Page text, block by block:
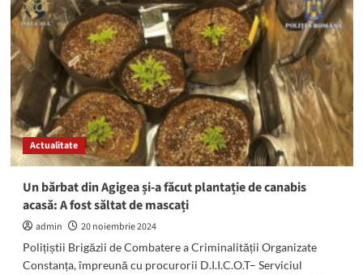
unei
avarii
se
furnizează
apă
cu
presiune
redusă
la
Agigea
și
Actualitate
Un bărbat din Agigea și-a făcut plantație de canabis
acasă: A fost săltat de mascați
admin
20 noiembrie 2024
Polițiștii Brigăzii de Combatere a Criminalității Organizate
Constanța, împreună cu procurorii D.I.I.C.O.T– Serviciul